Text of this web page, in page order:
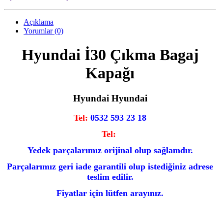
Açıklama
Yorumlar (0)
Hyundai İ30 Çıkma Bagaj
Kapağı
Hyundai Hyundai
Tel: 0532 593 23 18
Tel:
Yedek parçalarımız orijinal olup sağlamdır.
Parçalarımız geri iade garantili olup istediğiniz adrese
teslim edilir.
Fiyatlar için lütfen arayınız.